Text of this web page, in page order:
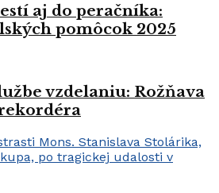
aj do peračníka:
pomôcok 2025
vzdelaniu: Rožňava